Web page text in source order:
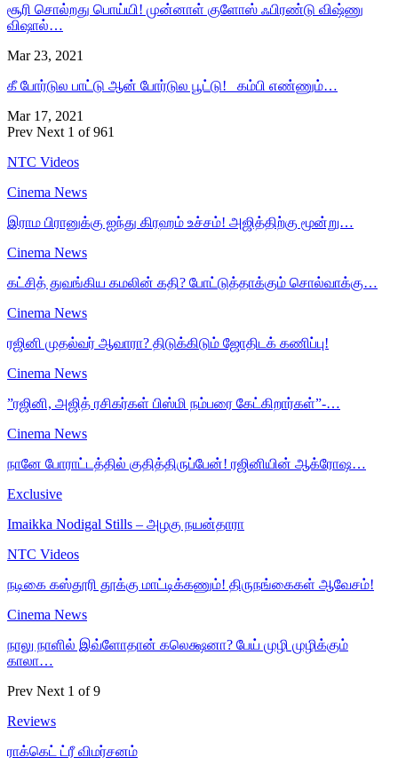
சூரி சொல்றது பொய்யி! முன்னாள் குளோஸ் ஃபிரண்டு விஷ்ணு
விஷால்…
Mar 23, 2021
கீ போர்டுல பாட்டு ஆன் போர்டுல பூட்டு! கம்பி எண்ணும்…
Mar 17, 2021
Prev Next 1 of 961
NTC Videos
Cinema News
இராம பிரானுக்கு ஐந்து கிரஹம் உச்சம்! அஜித்திற்கு மூன்று…
Cinema News
கட்சித் துவங்கிய கமலின் கதி? போட்டுத்தாக்கும் சொல்வாக்கு…
Cinema News
ரஜினி முதல்வர் ஆவாரா? திடுக்கிடும் ஜோதிடக் கணிப்பு!
Cinema News
”ரஜினி, அஜித் ரசிகர்கள் பிஸ்மி நம்பரை கேட்கிறார்கள்”-…
Cinema News
நானே போராட்டத்தில் குதித்திருப்பேன்! ரஜினியின் ஆக்ரோஷ…
Exclusive
Imaikka Nodigal Stills – அழகு நயன்தாரா
NTC Videos
நடிகை கஸ்தூரி தூக்கு மாட்டிக்கணும்! திருநங்கைகள் ஆவேசம்!
Cinema News
நாலு நாளில் இவ்ளோதான் கலெக்ஷனா? பேய் முழி முழிக்கும்
காலா…
Prev Next 1 of 9
Reviews
ராக்கெட் ட்ரீ விமர்சனம்